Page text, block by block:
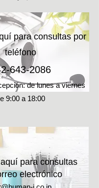
Pedido
las condiciones que está
considerando.
Enumerar
que se adapten a
necesidades.
para consultas por
teléfono
643-2086
de lunes a viernes
9:00 a 18:00
para consultas
electrónico